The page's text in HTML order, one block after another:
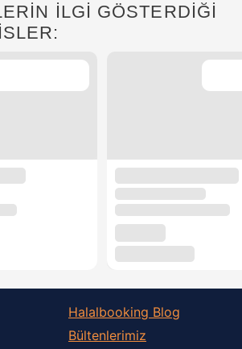
İLGİ GÖSTERDİĞİ
Halalbooking Blog
Bültenlerimiz